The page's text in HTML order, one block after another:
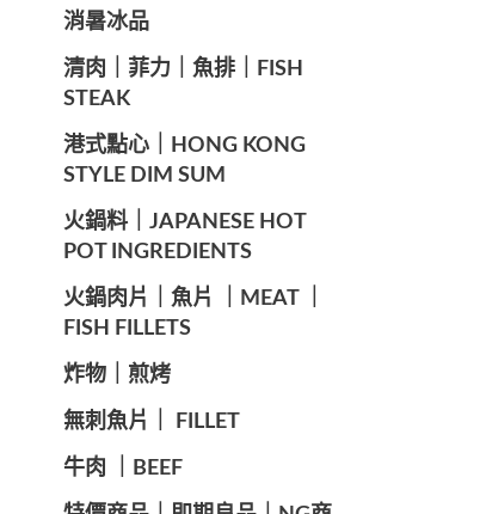
️消暑冰品
️清肉｜菲力｜魚排｜FISH
STEAK
️港式點心｜HONG KONG
STYLE DIM SUM
️火鍋料｜JAPANESE HOT
POT INGREDIENTS
️火鍋肉片｜魚片 ｜MEAT ｜
FISH FILLETS
️炸物｜煎烤
️無刺魚片｜ FILLET
牛肉 ｜BEEF